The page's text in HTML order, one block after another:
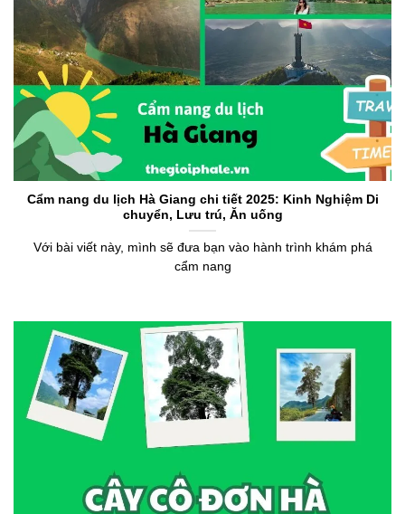
Cẩm nang du lịch Hà Giang chi tiết 2025: Kinh Nghiệm Di
chuyển, Lưu trú, Ăn uống
Với bài viết này, mình sẽ đưa bạn vào hành trình khám phá
cẩm nang